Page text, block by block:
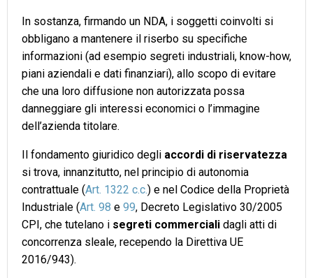
In sostanza, firmando un NDA, i soggetti coinvolti si
obbligano a mantenere il riserbo su specifiche
informazioni (ad esempio segreti industriali, know-how,
piani aziendali e dati finanziari), allo scopo di evitare
che una loro diffusione non autorizzata possa
danneggiare gli interessi economici o l’immagine
dell’azienda titolare.
Il fondamento giuridico degli accordi di riservatezza
si trova, innanzitutto, nel principio di autonomia
contrattuale (Art. 1322 c.c.) e nel Codice della Proprietà
Industriale (Art. 98 e 99, Decreto Legislativo 30/2005
CPI, che tutelano i segreti commerciali dagli atti di
concorrenza sleale, recependo la Direttiva UE
2016/943).